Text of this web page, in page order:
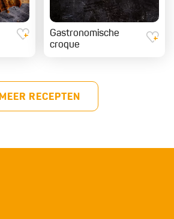
Gastronomische
croque
MEER RECEPTEN